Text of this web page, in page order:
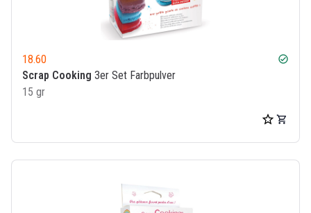
18.60 check_circle
Scrap Cooking 3er Set Farbpulver
15 gr